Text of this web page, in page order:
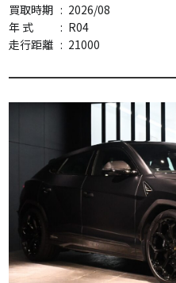
買取時期 : 2026/08
年 式
: R04
走行距離 : 21000